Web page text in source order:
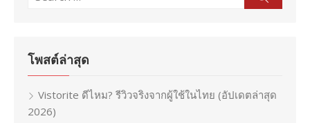
โพสต์ล่าสุด
Vistorite ดีไหม? รีวิวจริงจากผู้ใช้ในไทย (อัปเดตล่าสุด
2026)